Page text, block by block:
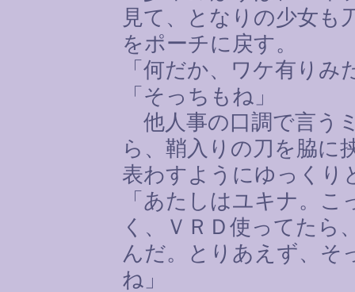
見て、となりの少女も
をポーチに戻す。
「何だか、ワケ有りみ
「そっちもね」
他人事の口調で言う
ら、鞘入りの刀を脇に
表わすようにゆっくり
「あたしはユキナ。
く、ＶＲＤ使ってたら
んだ。とりあえず、そ
ね」